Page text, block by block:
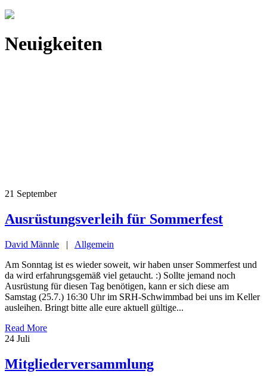
Neuigkeiten
21 September
Ausrüstungsverleih für Sommerfest
David Männle | Allgemein
Am Sonntag ist es wieder soweit, wir haben unser Sommerfest und
da wird erfahrungsgemäß viel getaucht. :) Sollte jemand noch
Ausrüstung für diesen Tag benötigen, kann er sich diese am
Samstag (25.7.) 16:30 Uhr im SRH-Schwimmbad bei uns im Keller
ausleihen. Bringt bitte alle eure aktuell gültige...
Read More
24 Juli
Mitgliederversammlung